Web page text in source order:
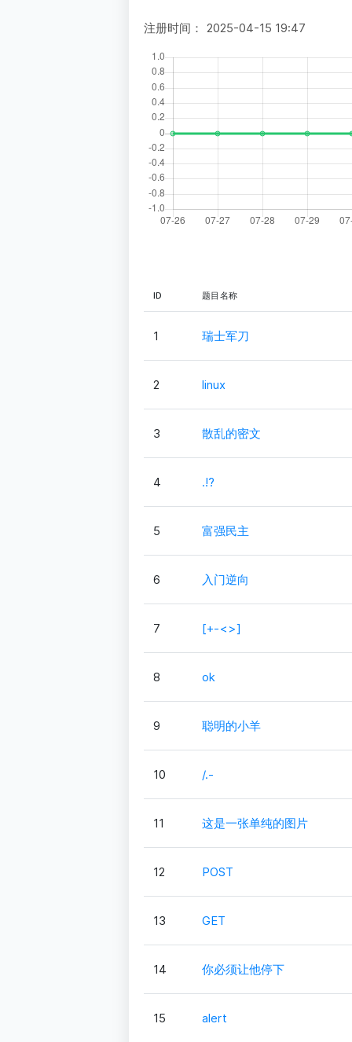
注册时间： 2025-04-15 19:47
ID 题目名称
1 瑞士军刀
2 linux
3 散乱的密文
4 .!?
5 富强民主
6 入门逆向
7 [+-<>]
8 ok
9 聪明的小羊
10 /.-
11 这是一张单纯的图片
12 POST
13 GET
14 你必须让他停下
15 alert